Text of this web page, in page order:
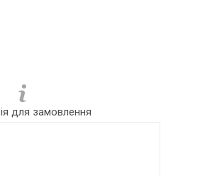
для замовлення